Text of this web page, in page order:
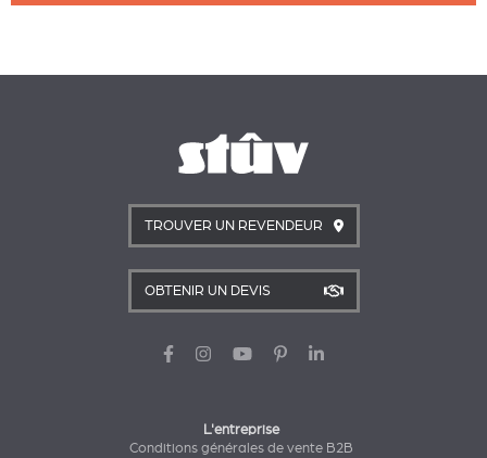
TROUVER UN REVENDEUR
OBTENIR UN DEVIS
L'entreprise
Conditions générales de vente B2B